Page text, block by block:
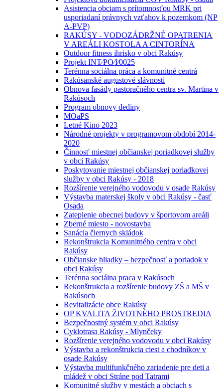
Asistencia obciam s prítomnosťou MRK pri
usporiadaní právnych vzťahov k pozemkom (NP
A-PVP)
RAKÚSY - VODOZÁDRŽNÉ OPATRENIA
V AREÁLI KOSTOLA A CINTORÍNA
Outdoor fitness ihrisko v obci Rakúsy
Projekt INT⁄PO⁄I⁄0025
Terénna sociálna práca a komunitné centrá
Rakúsanské augustové slávnosti
Obnova fasády pastoračného centra sv. Martina v
Rakúsoch
Program obnovy dediny
MOaPS
Letné Kino 2023
Národné projekty v programovom období 2014-
2020
Činnosť miestnej občianskej poriadkovej služby
v obci Rakúsy
Poskytovanie miestnej občianskej poriadkovej
služby v obci Rakúsy - 2018
Rozšírenie verejného vodovodu v osade Rakúsy
Výstavba materskej školy v obci Rakúsy - časť
Osada
Zateplenie obecnej budovy v športovom areáli
Zberné miesto - novostavba
Sanácia čiernych skládok
Rekonštrukcia Komunitného centra v obci
Rakúsy
Občianske hliadky – bezpečnosť a poriadok v
obci Rakúsy
Terénna sociálna praca v Rakúsoch
Rekonštrukcia a rozšírenie budovy ZŠ a MŠ v
Rakúsoch
Revitalizácie obce Rakúsy
OP KVALITA ŽIVOTNÉHO PROSTREDIA
Bezpečnostný systém v obci Rakúsy
Cyklotrasa Rakúsy - Mlynčeky
Rozšírenie verejného vodovodu v obci Rakúsy
Výstavba a rekonštrukcia ciest a chodníkov v
osade Rakúsy
Výstavba multifunkčného zariadenie pre deti a
mládež v obci Stráne pod Tatrami
Komunitné služby v mestách a obciach s